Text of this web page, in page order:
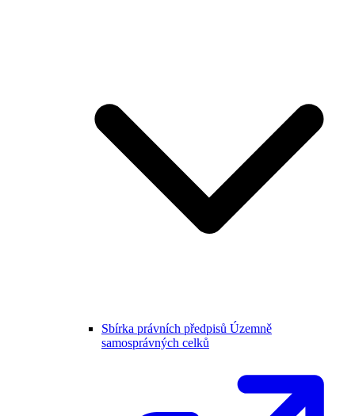
Sbírka právních předpisů Územně
samosprávných celků